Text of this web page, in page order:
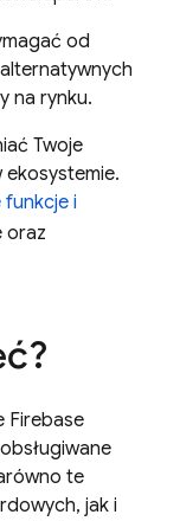
od
na rynku.
Twoje
ekosystemie.
funkcje i
oraz
Firebase
te
jak i